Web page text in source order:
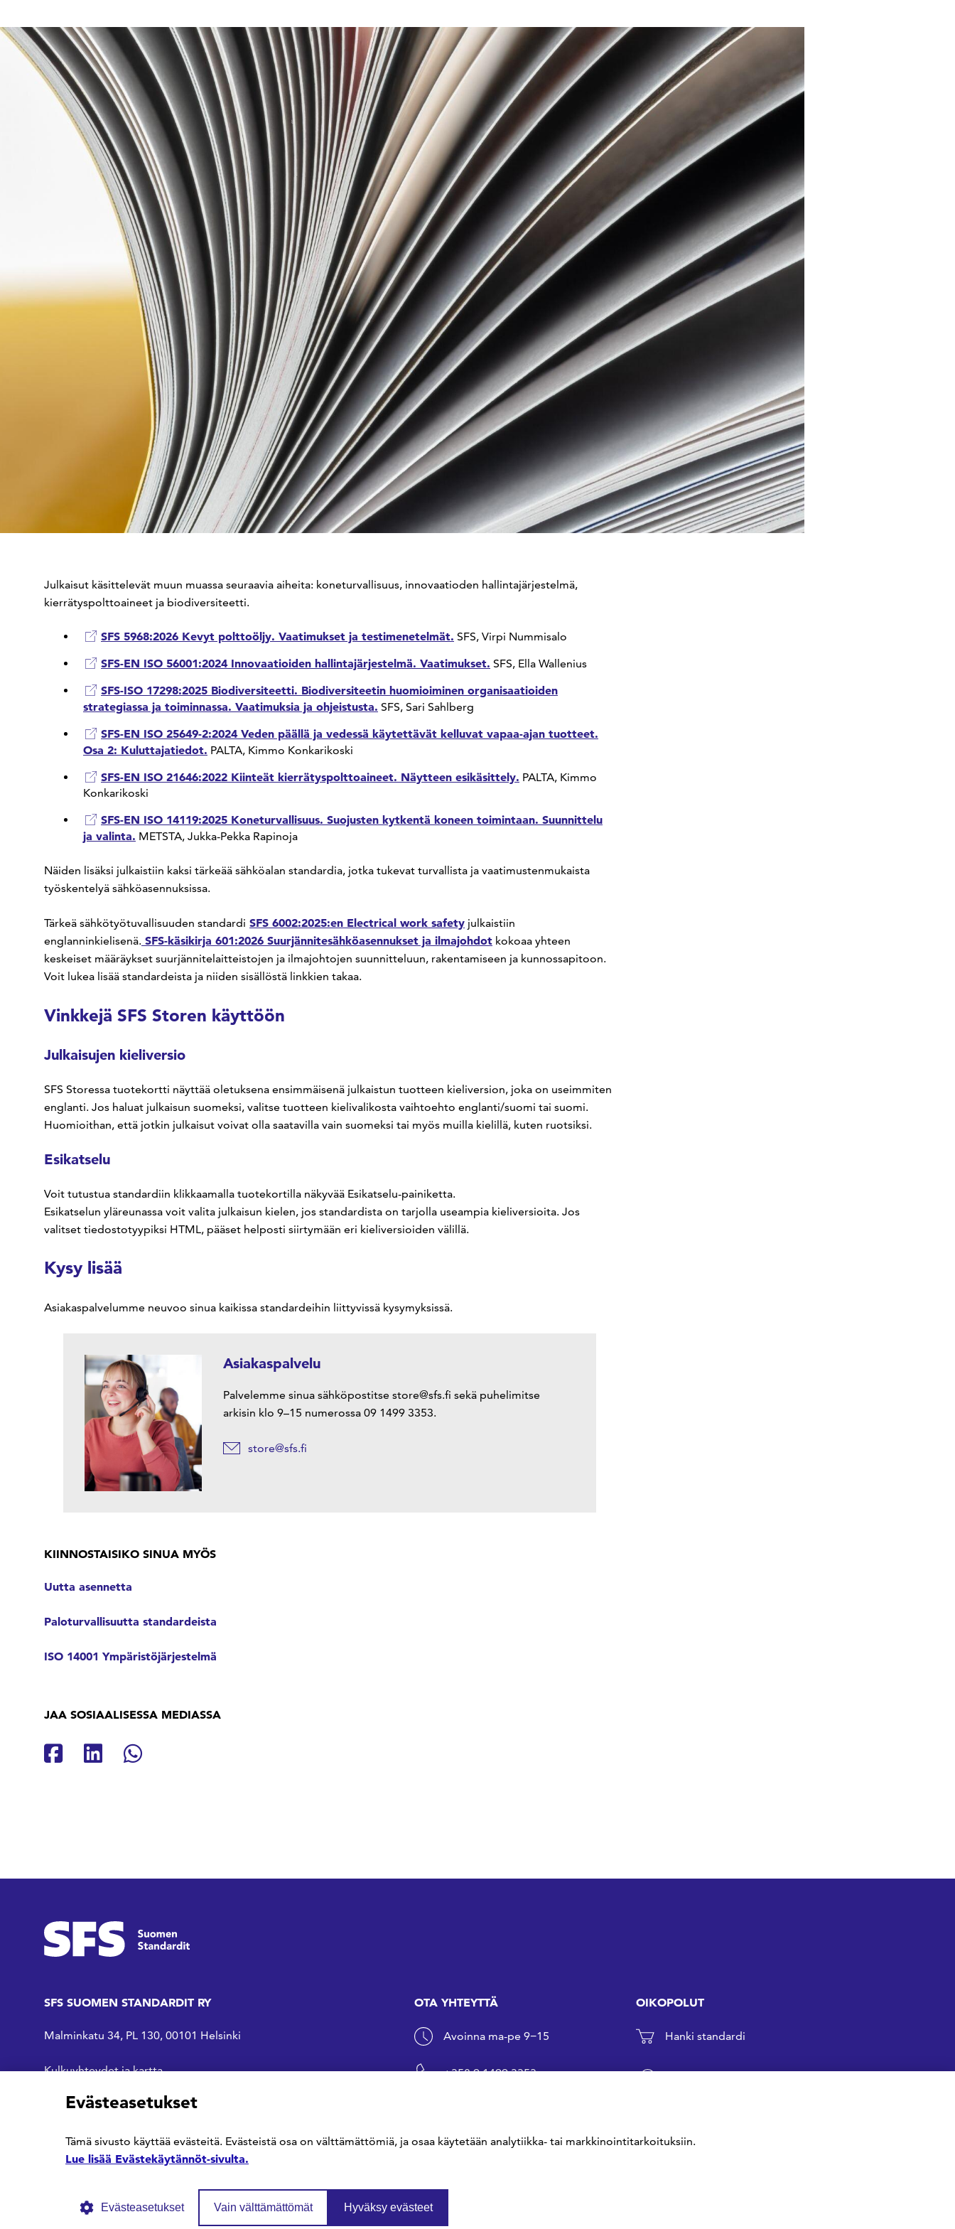
Julkaisut käsittelevät muun muassa seuraavia aiheita: koneturvallisuus, innovaatioden hallintajärjestelmä,
kierrätyspolttoaineet ja biodiversiteetti.
SFS 5968:2026 Kevyt polttoöljy. Vaatimukset ja testimenetelmät. SFS, Virpi Nummisalo
SFS-EN ISO 56001:2024 Innovaatioiden hallintajärjestelmä. Vaatimukset. SFS, Ella Wallenius
SFS-ISO 17298:2025 Biodiversiteetti. Biodiversiteetin huomioiminen organisaatioiden
strategiassa ja toiminnassa. Vaatimuksia ja ohjeistusta. SFS, Sari Sahlberg
SFS-EN ISO 25649-2:2024 Veden päällä ja vedessä käytettävät kelluvat vapaa-ajan tuotteet.
Osa 2: Kuluttajatiedot. PALTA, Kimmo Konkarikoski
SFS-EN ISO 21646:2022 Kiinteät kierrätyspolttoaineet. Näytteen esikäsittely. PALTA, Kimmo
Konkarikoski
SFS-EN ISO 14119:2025 Koneturvallisuus. Suojusten kytkentä koneen toimintaan. Suunnittelu
ja valinta. METSTA, Jukka-Pekka Rapinoja
Näiden lisäksi julkaistiin kaksi tärkeää sähköalan standardia, jotka tukevat turvallista ja vaatimustenmukaista
työskentelyä sähköasennuksissa.
Tärkeä sähkötyötuvallisuuden standardi SFS 6002:2025:en Electrical work safety julkaistiin
englanninkielisenä. SFS-käsikirja 601:2026 Suurjännitesähköasennukset ja ilmajohdot kokoaa yhteen
keskeiset määräykset suurjännitelaitteistojen ja ilmajohtojen suunnitteluun, rakentamiseen ja kunnossapitoon.
Voit lukea lisää standardeista ja niiden sisällöstä linkkien takaa.
Vinkkejä SFS Storen käyttöön
Julkaisujen kieliversio
SFS Storessa tuotekortti näyttää oletuksena ensimmäisenä julkaistun tuotteen kieliversion, joka on useimmiten
englanti. Jos haluat julkaisun suomeksi, valitse tuotteen kielivalikosta vaihtoehto englanti/suomi tai suomi.
Huomioithan, että jotkin julkaisut voivat olla saatavilla vain suomeksi tai myös muilla kielillä, kuten ruotsiksi.
Esikatselu
Voit tutustua standardiin klikkaamalla tuotekortilla näkyvää Esikatselu-painiketta.
Esikatselun yläreunassa voit valita julkaisun kielen, jos standardista on tarjolla useampia kieliversioita. Jos
valitset tiedostotyypiksi HTML, pääset helposti siirtymään eri kieliversioiden välillä.
Kysy lisää
Asiakaspalvelumme neuvoo sinua kaikissa standardeihin liittyvissä kysymyksissä.
Asiakaspalvelu
Palvelemme sinua sähköpostitse store@sfs.fi sekä puhelimitse
arkisin klo 9–15 numerossa 09 1499 3353.
store@sfs.fi
KIINNOSTAISIKO SINUA MYÖS
Uutta asennetta
Paloturvallisuutta standardeista
ISO 14001 Ympäristöjärjestelmä
JAA SOSIAALISESSA MEDIASSA
Jaa Facebookissa
Jaa Linkedinissä
Jaa Whatsappissa
SFS SUOMEN STANDARDIT RY
Malminkatu 34, PL 130, 00101 Helsinki
Kulkuyhteydet ja kartta
SFS Facebookissa
SFS Linkedinissä
SFS Youtubessa
OTA YHTEYTTÄ
Avoinna ma-pe 9−15
+358 9 1499 3353
OIKOPOLUT
Hanki standardi
© SFS ry Tietosuojaseloste Evästekäytännöt
Evästeasetukset
Tämä sivusto käyttää evästeitä. Evästeistä osa on välttämättömiä, ja osaa käytetään analytiikka- tai markkinointitarkoituksiin.
Lue lisää Evästekäytännöt-sivulta.
Evästeasetukset Vain välttämättömät Hyväksy evästeet